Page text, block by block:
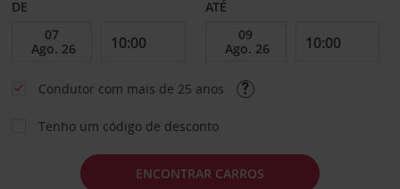
DE ATÉ
Condutor com mais de 25 anos
Tenho um código de desconto
ENCONTRAR CARROS